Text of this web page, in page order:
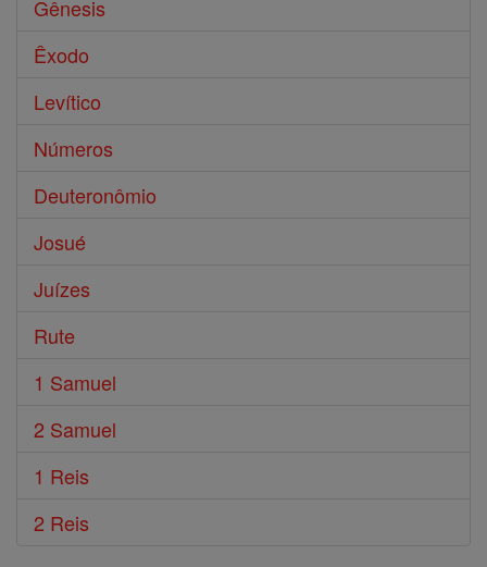
Gênesis
Êxodo
Levítico
Números
Deuteronômio
Josué
Juízes
Rute
1 Samuel
2 Samuel
1 Reis
2 Reis